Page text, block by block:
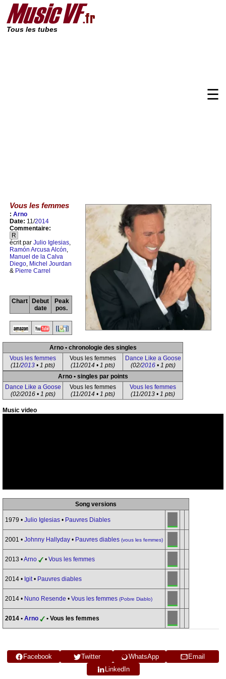
Tous les tubes
☰
Vous les femmes
: Arno
Date: 11/2014
Commentaire:
R
écrit par Julio Iglesias,
Ramón Arcusa Alcón,
Manuel de la Calva
Diego, Michel Jourdan
& Pierre Carrel
Chart
Debut
date
Peak
pos.
Arno • chronologie des singles
Vous les femmes
(11/2013 • 1 pts)
Vous les femmes
(11/2014 • 1 pts)
Dance Like a Goose
(02/2016• 1 pts)
Arno • singles par points
Dance Like a Goose
(02/2016 • 1 pts)
Vous les femmes
(11/2014 • 1 pts)
Vous les femmes
(11/2013 • 1 pts)
Music video
Song versions
1979 • Julio Iglesias • Pauvres Diables
2001 • Johnny Hallyday • Pauvres diables (vous les femmes)
2013 •Arno • Vous les femmes
2014 • Igit• Pauvres diables
2014 • Nuno Resende • Vous les femmes (Pobre Diablo)
2014 • Arno • Vous les femmes
Facebook Twitter WhatsApp
Email
LinkedIn